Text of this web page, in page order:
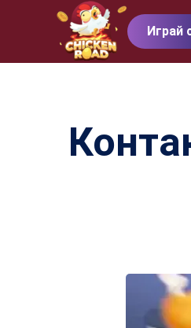
Играй